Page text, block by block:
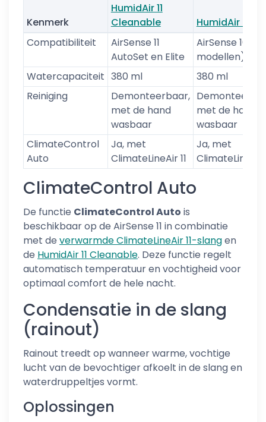
Kenmerk
HumidAir 11
Cleanable
HumidAir II
Compatibiliteit
AirSense 11
AutoSet en Elite
AirSense 10
modellen)
Watercapaciteit 380 ml
380 ml
Reiniging
Demonteerbaar,
met de hand
wasbaar
met de hand
wasbaar
ClimateControl
Auto
Ja, met
ClimateLineAir 11
Ja, met
ClimateLineAir
ClimateControl Auto
De functie ClimateControl Auto is
beschikbaar op de AirSense 11 in combinatie
met de verwarmde ClimateLineAir 11-slangen
de HumidAir 11 Cleanable. Deze functie regelt
automatisch temperatuur en vochtigheid voor
optimaal comfort de hele nacht.
Condensatie in de slang
(rainout)
Rainout treedt op wanneer warme, vochtige
lucht van de bevochtiger afkoelt in de slang en
waterdruppeltjes vormt.
Oplossingen